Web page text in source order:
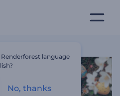
language
No, thanks